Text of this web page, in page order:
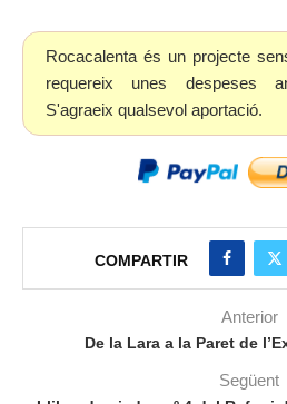
Rocacalenta és un projecte
requereix unes despeses
S'agraeix qualsevol aportació.
COMPARTIR
Anterior
De la Lara a la Paret de
Següent